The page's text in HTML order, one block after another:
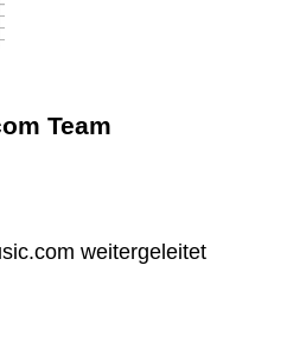
Team
weitergeleitet